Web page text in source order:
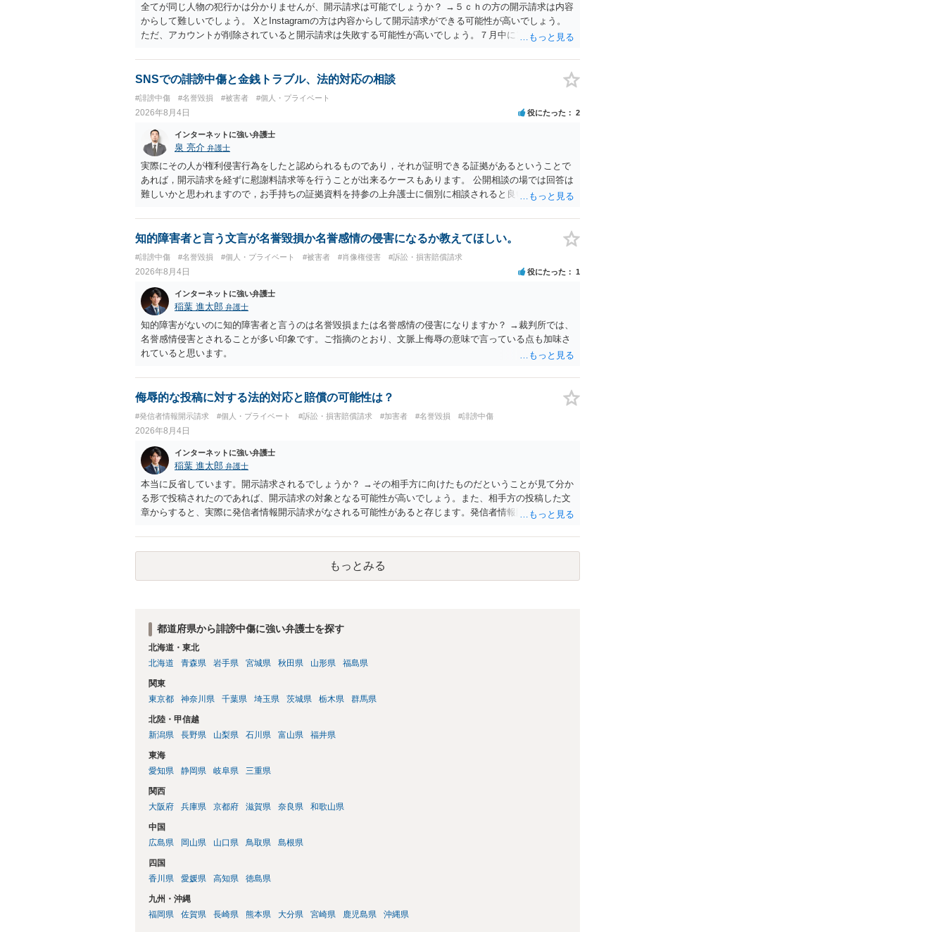
全てが同じ人物の犯行かは分かりませんが、開示請求は可能でしょうか？ →５ｃｈの方の開示請求は内容
からして難しいでしょう。 XとInstagramの方は内容からして開示請求ができる可能性が高いでしょう。
ただ、アカウントが削除されていると開示請求は失敗する可能性が高いでしょう。７月中にアカウントが
相手に全ての弁護士費用を負担させることは可能でしょうか？ →訴訟外の交渉で相手方が認めれば負担さ
せることができるでしょう。訴訟で判決となった場合は、実際の弁護士費用が認められる場合と認められ
SNSでの誹謗中傷と金銭トラブル、法的対応の相談
#誹謗中傷 #名誉毀損 #被害者 #個人・プライベート
2026年8月4日 役にたった 2
インターネットに強い弁護士
泉 亮介 弁護士
実際にその人が権利侵害行為をしたと認められるものであり，それが証明できる証拠があるということで
あれば，開示請求を経ずに慰謝料請求等を行うことが出来るケースもあります。 公開相談の場では回答は
難しいかと思われますので，お手持ちの証拠資料を持参の上弁護士に個別に相談されると良いでしょう。
知的障害者と言う文言が名誉毀損か名誉感情の侵害になるか教えてほしい。
#誹謗中傷 #名誉毀損 #個人・プライベート #被害者 #肖像権侵害 #訴訟・損害賠償請求
2026年8月4日 役にたった 1
インターネットに強い弁護士
稲葉 進太郎 弁護士
知的障害がないのに知的障害者と言うのは名誉毀損または名誉感情の侵害になりますか？ →裁判所では、
名誉感情侵害とされることが多い印象です。ご指摘のとおり、文脈上侮辱の意味で言っている点も加味さ
れていると思います。
侮辱的な投稿に対する法的対応と賠償の可能性は？
#発信者情報開示請求 #個人・プライベート #訴訟・損害賠償請求 #加害者 #名誉毀損 #誹謗中傷
2026年8月4日
インターネットに強い弁護士
稲葉 進太郎 弁護士
本当に反省しています。開示請求されるでしょうか？ →その相手方に向けたものだということが見て分か
る形で投稿されたのであれば、開示請求の対象となる可能性が高いでしょう。また、相手方の投稿した文
章からすると、実際に発信者情報開示請求がなされる可能性があると存じます。発信者情報開示請求が進
カウントの登録メールに意見照会がなされます。 また、された場合賠償金はいくらでしょうか。 →ケー
スバイケースであり、数万円から１００万単位まで様々でしょう。裁判外であれば交渉して相手方の請求
額から減額することを試みることとなるでしょう。もっとみる
都道府県から誹謗中傷に強い弁護士を探す
北海道・東北
北海道
青森県 岩手県 宮城県 秋田県 山形県 福島県
関東
東京都
神奈川県 千葉県 埼玉県 茨城県 栃木県 群馬県
北陸・甲信越
新潟県
長野県 山梨県 石川県 富山県 福井県
東海
愛知県
静岡県 岐阜県 三重県
関西
大阪府
兵庫県 京都府 滋賀県 奈良県 和歌山県
中国
広島県
岡山県 山口県 鳥取県 島根県
四国
香川県
愛媛県 高知県 徳島県
九州・沖縄
福岡県
佐賀県 長崎県 熊本県 大分県 宮崎県 鹿児島県 沖縄県